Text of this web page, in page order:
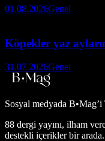
01.08.2026Genel
Köpekler yaz
31.07.2026Genel
Sosyal medyada
88 dergi yayını, ilham
destekli içerikler bir